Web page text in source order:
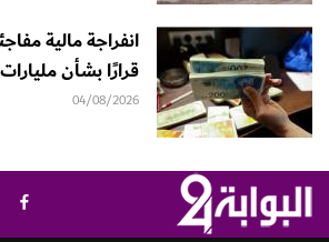
انفراجة مالية
قرارًا بشأن
04/08/2026